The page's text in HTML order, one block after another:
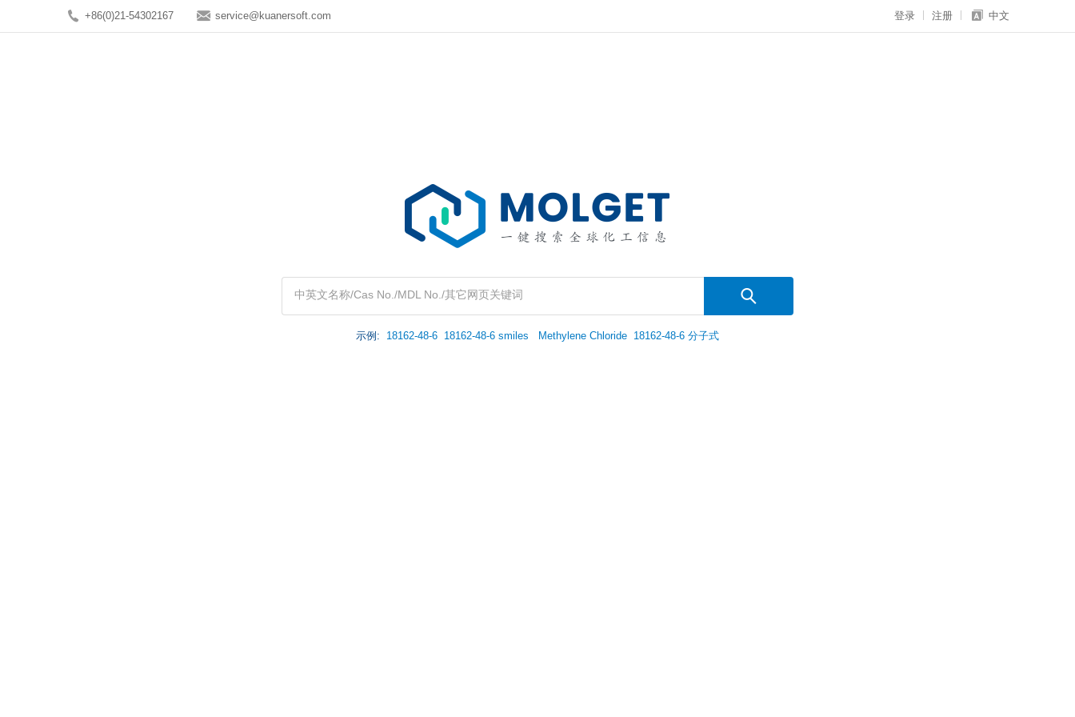
+86(0)21-54302167 service@kuanersoft.com 登录 注册 中文
中英文名称/Cas No./MDL No./其它网页关键词
示例: 18162-48-6 18162-48-6 smiles Methylene Chloride 18162-48-6 分子式